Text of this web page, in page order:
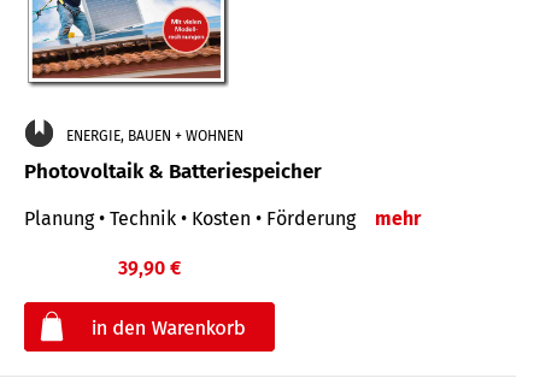
ENERGIE, BAUEN + WOHNEN
Photovoltaik & Batteriespeicher
Planung • Technik • Kosten • Förderung mehr
39,90 €